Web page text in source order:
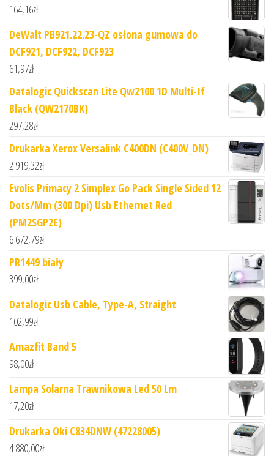
164,16zł
DeWalt PB921.22.23-QZ osłona gumowa do
DCF921, DCF922, DCF923
61,97zł
Datalogic Quickscan Lite Qw2100 1D Multi-If
Black (QW2170BK)
297,28zł
Drukarka Xerox Versalink C400DN (C400V_DN)
2 919,32zł
Evolis Primacy 2 Simplex Go Pack Single Sided 12
Dots/Mm (300 Dpi) Usb Ethernet Red
(PM2SGP2E)
6 672,79zł
PR1449 biały
399,00zł
Datalogic Usb Cable, Type-A, Straight
102,99zł
Amazfit Band 5
98,00zł
Lampa Solarna Trawnikowa Led 50 Lm
17,20zł
Drukarka Oki C834DNW (47228005)
4 880,00zł